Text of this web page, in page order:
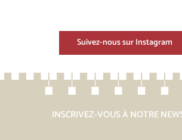
Suivez-nous sur Instagram
INSCRIVEZ-VOUS À NOTRE